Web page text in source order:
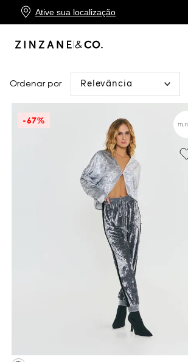
Ative sua localização
10X SEM JUROS NO CARTÃO ZINZANE
Relevância
-67%
G
ADICIONAR À SACOLA